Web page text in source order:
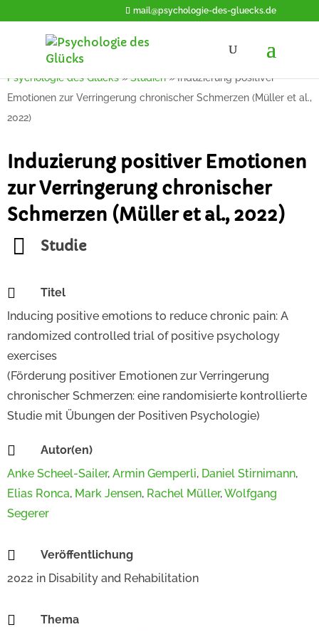
mail@psychologie-des-gluecks.de
Psychologie des Glücks»Studien»Induzierung positiver
Emotionen zur Verringerung chronischer Schmerzen (Müller et al.,
2022)
Induzierung positiver Emotionen
zur Verringerung chronischer
Schmerzen (Müller et al., 2022)
Studie

Titel
Inducing positive emotions to reduce chronic pain: A
randomized controlled trial of positive psychology
exercises
(Förderung positiver Emotionen zur Verringerung
chronischer Schmerzen: eine randomisierte kontrollierte
Studie mit Übungen der Positiven Psychologie)

Autor(en)
Anke Scheel-Sailer, Armin Gemperli, Daniel Stirnimann,
Elias Ronca, Mark Jensen, Rachel Müller,Wolfgang
Segerer

Veröffentlichung
2022 in Disability and Rehabilitation

Thema